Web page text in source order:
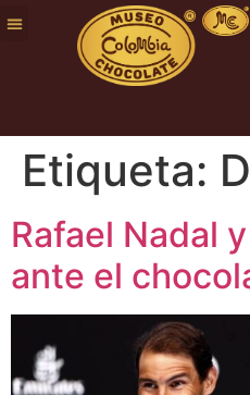
FUNDACIÓNNUESTRA
Etiqueta:
Rafael Nadal
ante el